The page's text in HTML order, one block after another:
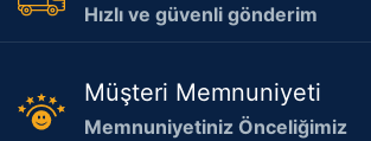
Hızlı ve güvenli gönderim
Müşteri Memnuniyeti
Memnuniyetiniz Önceliğimiz